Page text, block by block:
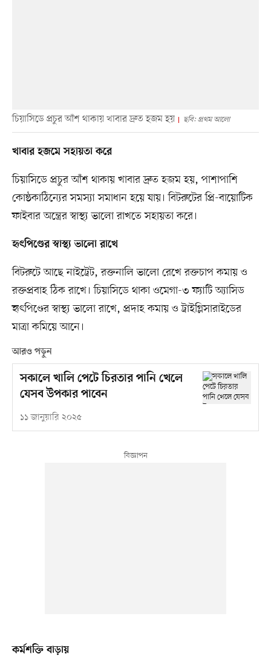
চিয়াসিডে প্রচুর আঁশ থাকায় খাবার দ্রুত হজম হয় ছবি: প্রথম আলো
খাবার হজমে সহায়তা করে
চিয়াসিডে প্রচুর আঁশ থাকায় খাবার দ্রুত হজম হয়, পাশাপাশি
কোষ্ঠকাঠিন্যের সমস্যা সমাধান হয়ে যায়। বিটরুটের প্রি-বায়োটিক
ফাইবার অন্ত্রের স্বাস্থ্য ভালো রাখতে সহায়তা করে।
হৃৎপিণ্ডের স্বাস্থ্য ভালো রাখে
বিটরুটে আছে নাইট্রেট, রক্তনালি ভালো রেখে রক্তচাপ কমায় ও
রক্তপ্রবাহ ঠিক রাখে। চিয়াসিডে থাকা ওমেগা-৩ ফ্যাটি অ্যাসিড
হৃৎপিণ্ডের স্বাস্থ্য ভালো রাখে, প্রদাহ কমায় ও ট্রাইগ্লিসারাইডের
মাত্রা কমিয়ে আনে।
আরও পড়ুন
সকালে খালি পেটে চিরতার পানি খেলে
যেসব উপকার পাবেন
১১ জানুয়ারি ২০২৫
কর্মশক্তি বাড়ায়